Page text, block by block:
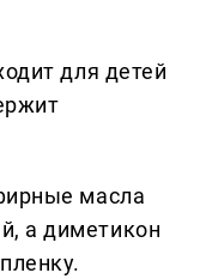
для детей
масла
а диметикон